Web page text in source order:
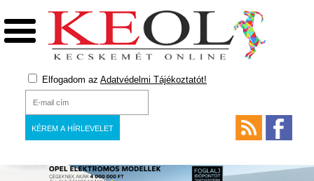
Elfogadom az Adatvédelmi Tájékoztatót!